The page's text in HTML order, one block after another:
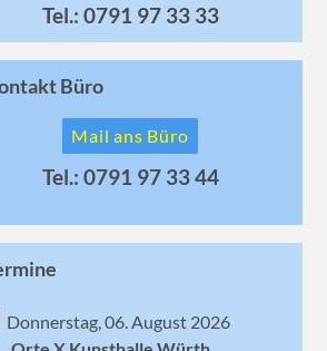
Tel.: 0791 97 33 33
Büro
Mail ans Büro
Tel.: 0791 97 33 44
Donnerstag, 06. August 2026